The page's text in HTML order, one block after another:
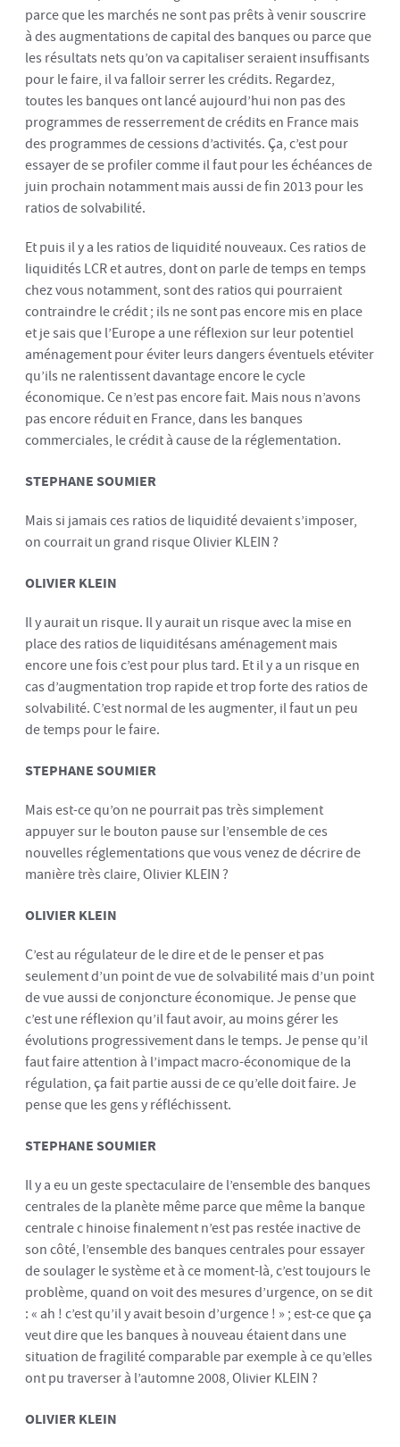
parce que les marchés ne sont pas prêts à venir souscrire
à des augmentations de capital des banques ou parce que
les résultats nets qu’on va capitaliser seraient insuffisants
pour le faire, il va falloir serrer les crédits. Regardez,
toutes les banques ont lancé aujourd’hui non pas des
programmes de resserrement de crédits en France mais
des programmes de cessions d’activités. Ça, c’est pour
essayer de se profiler comme il faut pour les échéances de
juin prochain notamment mais aussi de fin 2013 pour les
ratios de solvabilité.
Et puis il y a les ratios de liquidité nouveaux. Ces ratios de
liquidités LCR et autres, dont on parle de temps en temps
chez vous notamment, sont des ratios qui pourraient
contraindre le crédit ; ils ne sont pas encore mis en place
et je sais que l’Europe a une réflexion sur leur potentiel
aménagement pour éviter leurs dangers éventuels etéviter
qu’ils ne ralentissent davantage encore le cycle
économique. Ce n’est pas encore fait. Mais nous n’avons
pas encore réduit en France, dans les banques
commerciales, le crédit à cause de la réglementation.
STEPHANE SOUMIER
Mais si jamais ces ratios de liquidité devaient s’imposer,
on courrait un grand risque Olivier KLEIN ?
OLIVIER KLEIN
Il y aurait un risque. Il y aurait un risque avec la mise en
place des ratios de liquiditésans aménagement mais
encore une fois c’est pour plus tard. Et il y a un risque en
cas d’augmentation trop rapide et trop forte des ratios de
solvabilité. C’est normal de les augmenter, il faut un peu
de temps pour le faire.
STEPHANE SOUMIER
Mais est-ce qu’on ne pourrait pas très simplement
appuyer sur le bouton pause sur l’ensemble de ces
nouvelles réglementations que vous venez de décrire de
manière très claire, Olivier KLEIN ?
OLIVIER KLEIN
C’est au régulateur de le dire et de le penser et pas
seulement d’un point de vue de solvabilité mais d’un point
de vue aussi de conjoncture économique. Je pense que
c’est une réflexion qu’il faut avoir, au moins gérer les
évolutions progressivement dans le temps. Je pense qu’il
faut faire attention à l’impact macro-économique de la
régulation, ça fait partie aussi de ce qu’elle doit faire. Je
pense que les gens y réfléchissent.
STEPHANE SOUMIER
Il y a eu un geste spectaculaire de l’ensemble des banques
centrales de la planète même parce que même la banque
centrale c hinoise finalement n’est pas restée inactive de
son côté, l’ensemble des banques centrales pour essayer
de soulager le système et à ce moment-là, c’est toujours le
problème, quand on voit des mesures d’urgence, on se dit
: « ah ! c’est qu’il y avait besoin d’urgence ! » ; est-ce que ça
veut dire que les banques à nouveau étaient dans une
situation de fragilité comparable par exemple à ce qu’elles
ont pu traverser à l’automne 2008, Olivier KLEIN ?
OLIVIER KLEIN